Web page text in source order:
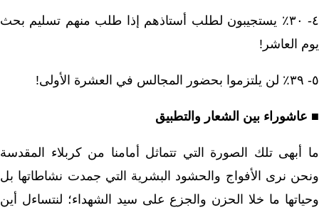
٤- ٣٠٪ يستجيبون لطلب أستاذهم إذا طلب منهم تسليم بحث
يوم العاشر!
٥- ٣٩٪ لن يلتزموا بحضور المجالس في العشرة الأولى!
■ عاشوراء بين الشعار والتطبيق
ما أبهى تلك الصورة التي تتماثل أمامنا من كربلاء المقدسة
ونحن نرى الأفواج والحشود البشرية التي جمدت نشاطاتها بل
وحياتها ما خلا الحزن والجزع على سيد الشهداء؛ لنتساءل أين